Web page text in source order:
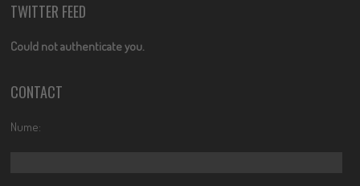
TWITTER FEED
Could not authenticate you.
CONTACT
Nume: